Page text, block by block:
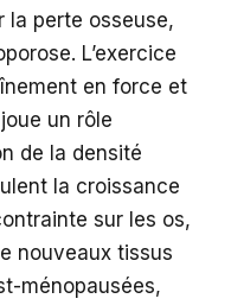
la perte osseuse,
L’exercice
en force et
un rôle
de la densité
la croissance
sur les os,
nouveaux tissus
ménopausées,